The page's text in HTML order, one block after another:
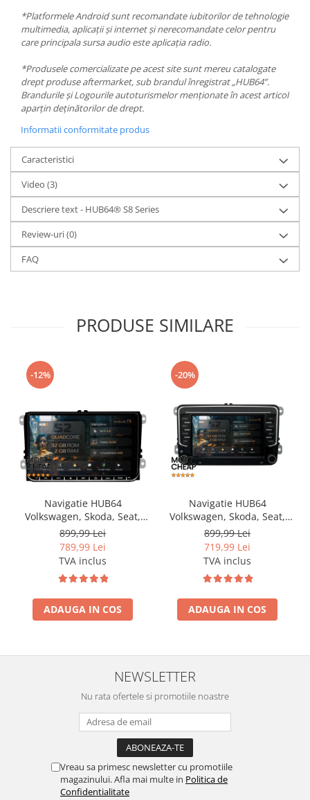
*Platformele Android sunt recomandate iubitorilor de tehnologie
multimedia, aplicații și internet și nerecomandate celor pentru
care principala sursa audio este aplicația radio.
*Produsele comercializate pe acest site sunt mereu catalogate
drept produse aftermarket, sub brandul înregistrat „HUB64”.
Brandurile și Logourile autoturismelor menționate în acest articol
aparțin deținătorilor de drept.
Informatii conformitate produs
Caracteristici
Video (3)
Descriere text - HUB64® S8 Series
Review-uri(0)
FAQ
PRODUSE SIMILARE
-12%
Navigatie HUB64
Volkswagen, Skoda, Seat,
2GB RAM, Android, GPS, Wi-
FI, Carplay, Android Auto,
USB, Bluetooth, Radio,
Waze, Touchscreen, 9 inch
899,99 Lei
789,99 Lei
TVA inclus
ADAUGA IN COS
-20%
Navigatie HUB64
Volkswagen, Skoda, Seat,
2GB RAM, Android, GPS, Wi-
FI, Carplay, Android Auto,
USB, Bluetooth, Radio,
Waze, Touchscreen, 7 inch
899,99 Lei
719,99 Lei
TVA inclus
ADAUGA IN COS
NEWSLETTER
Nu rata ofertele si promotiile noastre
Vreau sa primesc newsletter cu promotiile
magazinului. Afla mai multe in Politica de
Confidentialitate